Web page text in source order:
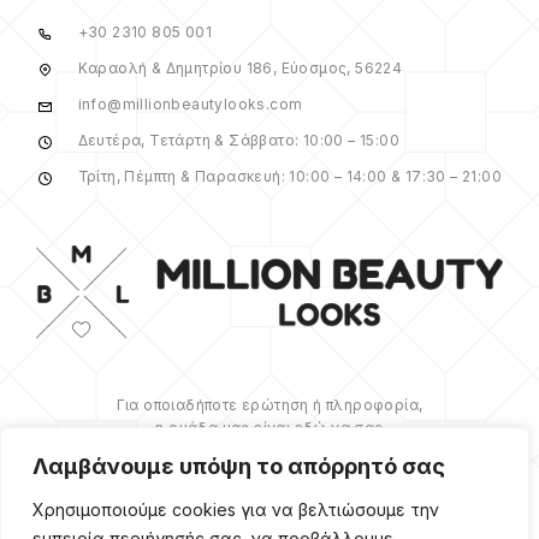
Λαμβάνουμε υπόψη το απόρρητό σας
Χρησιμοποιούμε cookies για να βελτιώσουμε την
+30 2310 805 001
Καραολή & Δημητρίου 186, Εύοσμος, 56224
info@millionbeautylooks.com
Δευτέρα, Τετάρτη & Σάββατο: 10:00 – 15:00
Τρίτη, Πέμπτη & Παρασκευή: 10:00 – 14:00 & 17:30 – 21:00
Για οποιαδήποτε ερώτηση ή πληροφορία,
η ομάδα μας είναι εδώ να σας
βοηθήσουμε.
ΠΕΡΙΣΣΌΤΕΡΑ